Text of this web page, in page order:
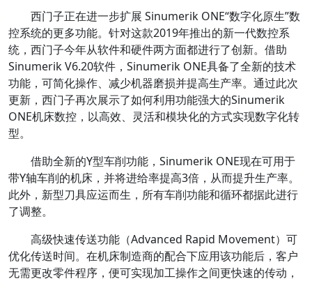
西门子正在进一步扩展 Sinumerik ONE“数字化原生”数
控系统的更多功能。针对这款2019年推出的新一代数控系
统，西门子今年从软件和硬件两方面都进行了创新。借助
Sinumerik V6.20软件，Sinumerik ONE具备了全新的技术
功能，可简化操作、减少机器磨损并提高生产率。通过此次
更新，西门子再次展示了如何利用功能强大的Sinumerik
ONE机床数控，以高效、灵活和模块化的方式实现数字化转
型。
借助全新的Y型车削功能，Sinumerik ONE现在可用于
带Y轴车削的机床，并将进给率提高3倍，从而提升生产率。
此外，新型刀具应运而生，所有车削功能和循环都据此进行
了调整。
高级快速传送功能（Advanced Rapid Movement）可
优化传送时间。在机床制造商的配合下应用该功能后，客户
无需更改零件程序，便可实现加工操作之间更快速的传动，